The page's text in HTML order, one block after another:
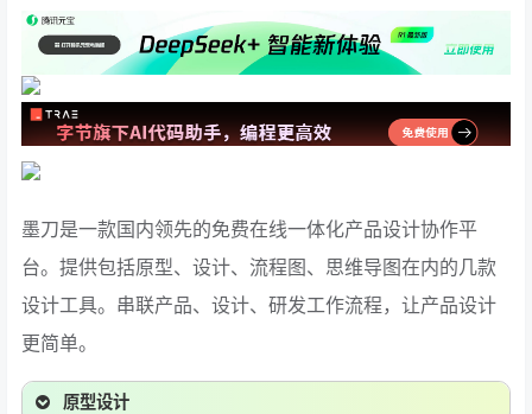
墨刀是一款国内领先的免费在线一体化产品设计协作平
台。提供包括原型、设计、流程图、思维导图在内的几款
设计工具。串联产品、设计、研发工作流程，让产品设计
更简单。
原型设计